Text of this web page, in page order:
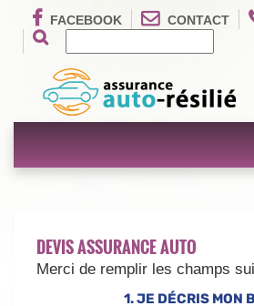
FACEBOOK CONTACT
DEVIS ASSURANCE AUTO
Merci de remplir les champs